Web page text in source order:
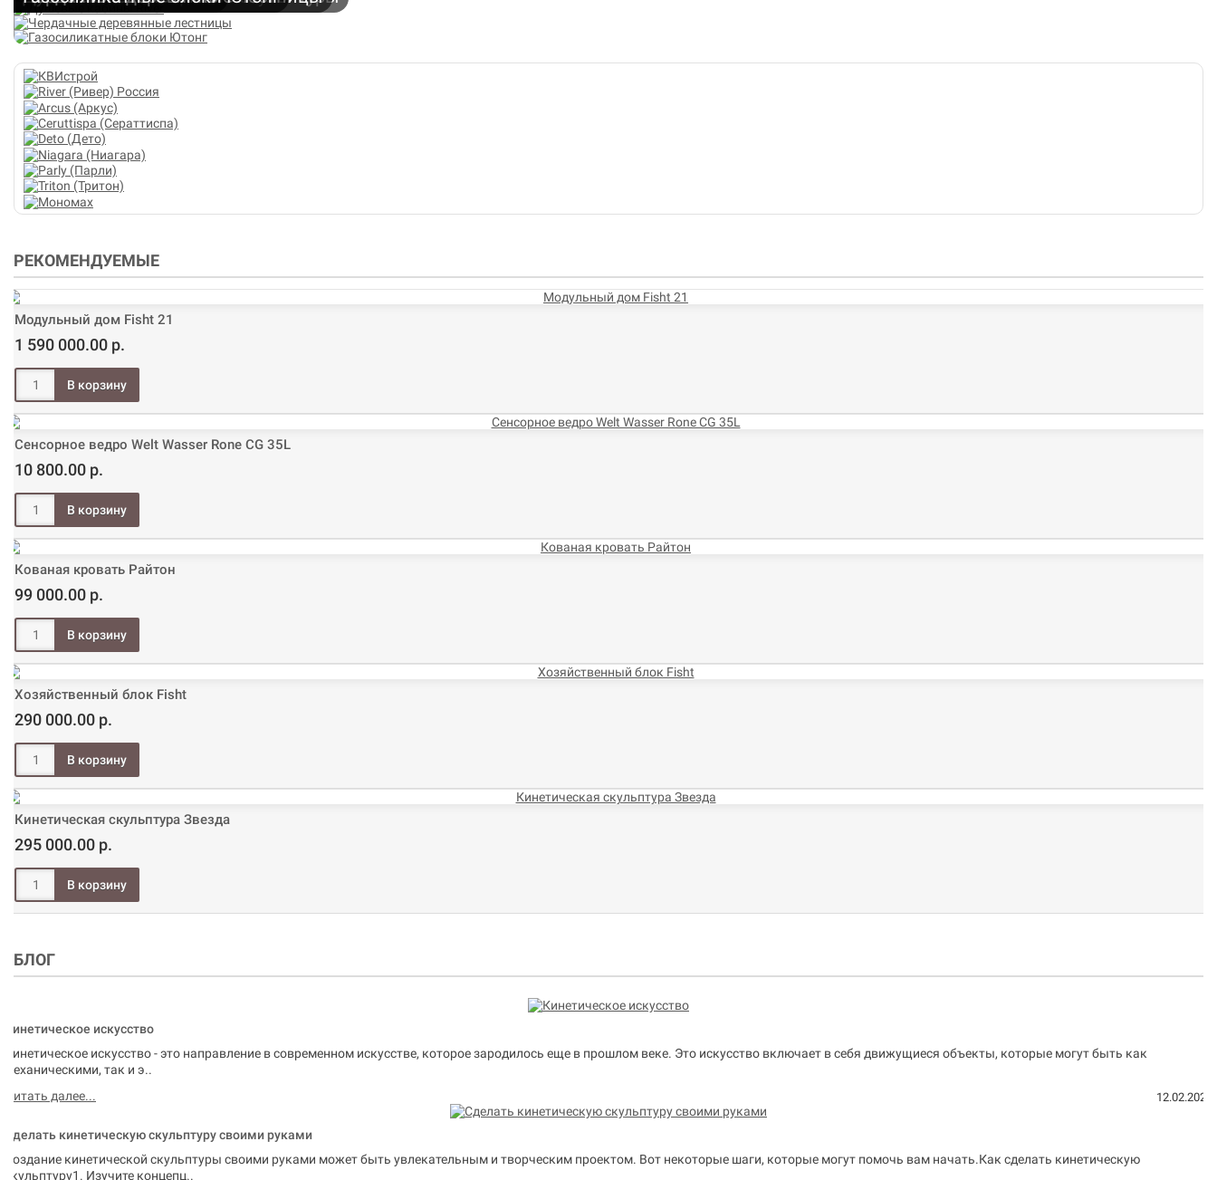
РЕКОМЕНДУЕМЫЕ
Модульный дом Fisht 21
1 590 000.00 р.
Сенсорное ведро Welt Wasser Rone CG 35L
10 800.00 р.
Кованая кровать Райтон
99 000.00 р.
Хозяйственный блок Fisht
290 000.00 р.
Кинетическая скульптура Звезда
295 000.00 р.
БЛОГ
Кинетическое искусство
Кинетическое искусство - это направление в современном искусстве, которое зародилось еще в прошлом веке. Это искусство включает в себя движущиеся объекты, которые могут быть как
механическими, так и э..
Читать далее...
12.02.2023
Сделать кинетическую скульптуру своими руками
Создание кинетической скульптуры своими руками может быть увлекательным и творческим проектом. Вот некоторые шаги, которые могут помочь вам начать.Как сделать кинетическую
скульптуру1. Изучите концепц..